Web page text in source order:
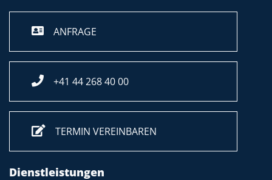
ANFRAGE
+41 44 268 40 00
TERMIN VEREINBAREN
Dienstleistungen